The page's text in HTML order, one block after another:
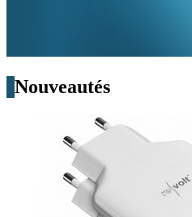
Nouveautés